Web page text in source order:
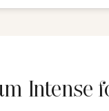
Intense